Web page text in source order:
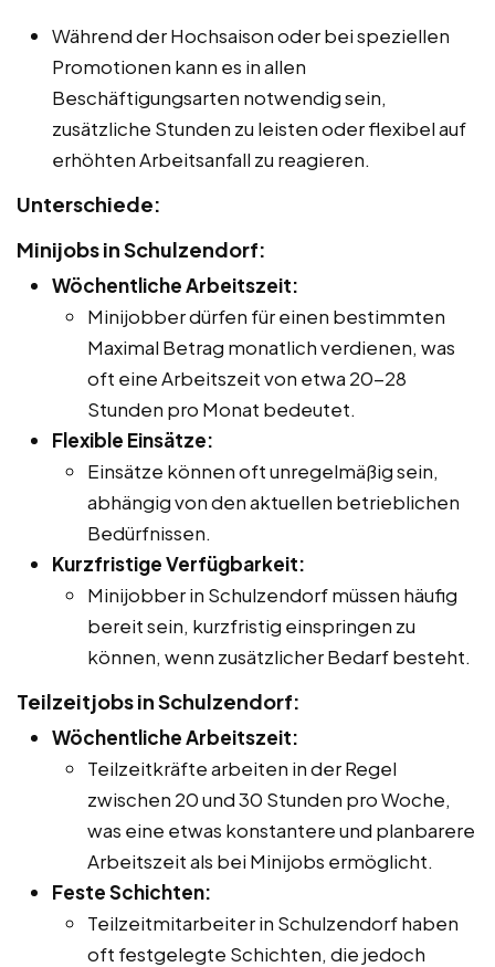
Während der Hochsaison oder bei speziellen
Promotionen kann es in allen
Beschäftigungsarten notwendig sein,
zusätzliche Stunden zu leisten oder flexibel auf
erhöhten Arbeitsanfall zu reagieren.
Unterschiede:
Minijobs in Schulzendorf:
Wöchentliche Arbeitszeit:
Minijobber dürfen für einen bestimmten
Maximal Betrag monatlich verdienen, was
oft eine Arbeitszeit von etwa 20-28
Stunden pro Monat bedeutet.
Flexible Einsätze:
Einsätze können oft unregelmäßig sein,
abhängig von den aktuellen betrieblichen
Bedürfnissen.
Kurzfristige Verfügbarkeit:
Minijobber in Schulzendorf müssen häufig
bereit sein, kurzfristig einspringen zu
können, wenn zusätzlicher Bedarf besteht.
Teilzeitjobs in Schulzendorf:
Wöchentliche Arbeitszeit:
Teilzeitkräfte arbeiten in der Regel
zwischen 20 und 30 Stunden pro Woche,
was eine etwas konstantere und planbarere
Arbeitszeit als bei Minijobs ermöglicht.
Feste Schichten:
Teilzeitmitarbeiter in Schulzendorf haben
oft festgelegte Schichten, die jedoch